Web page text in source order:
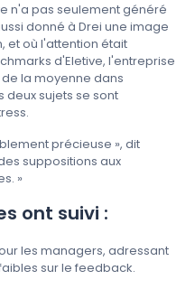
n'a pas seulement généré
donné à Drei une image
et où l'attention était
d'Eletive, l'entreprise
la moyenne dans
deux sujets se sont
précieuse », dit
suppositions aux
»
ont suivi :
les managers, adressant
sur le feedback.